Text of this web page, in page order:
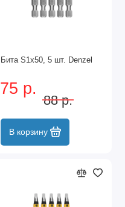
Бита S1x50, 5 шт. Denzel
75 р.
88 р.
В корзину